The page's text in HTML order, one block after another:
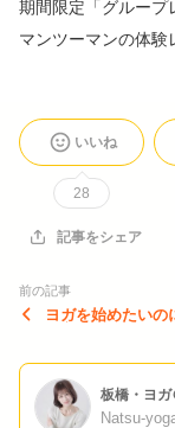
期間限定「グループ
マンツーマンの体験
いいね
28
記事をシェア
前の記事
ヨガを始めたいの
Natsu-